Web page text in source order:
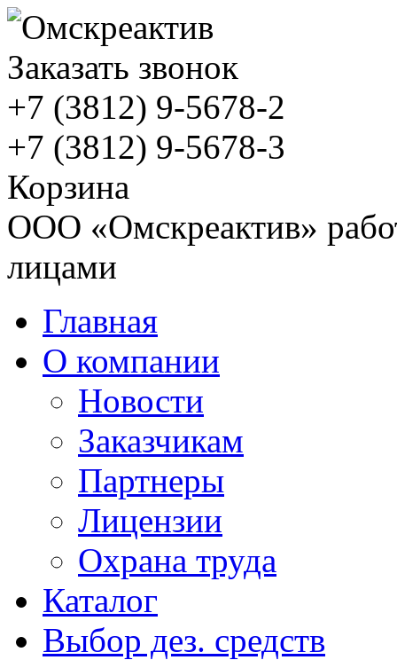
Заказать звонок
+7 (3812) 9-5678-2
+7 (3812) 9-5678-3
Корзина
ООО «Омскреактив»
лицами
Главная
О компании
Новости
Заказчикам
Партнеры
Лицензии
Охрана труда
Каталог
Выбор дез. средств